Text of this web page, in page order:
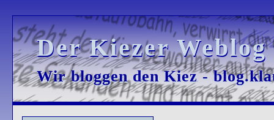
Der Kiezer
Der Kiezer
Wir bloggen den Kiez -
Wir bloggen den Kiez -